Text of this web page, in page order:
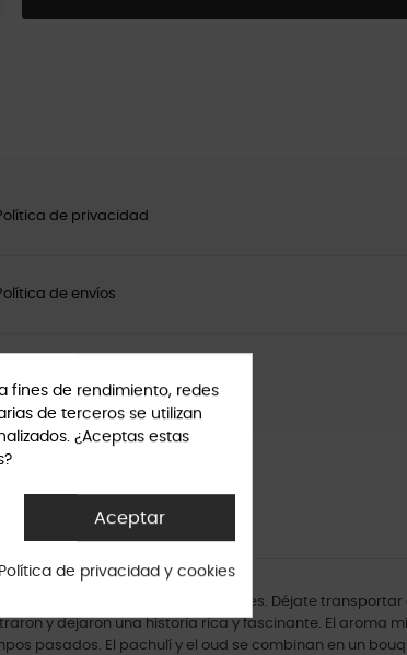
de privacidad
de envíos
historia de las Islas Baleares. Déjate
y dejaron una historia rica y fascinante. El aroma
pasados. El pachulí y el oud se combinan en un
fines de rendimiento, redes
de terceros se utilizan
¿Aceptas estas
Aceptar
Política de privacidad y cookies